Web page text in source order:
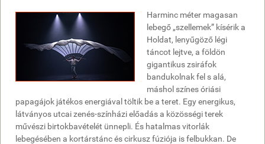
Harminc méter magasan
lebegő „szellemek” kísérik a
Holdat, lenyűgöző légi
táncot lejtve, a földön
gigantikus zsiráfok
bandukolnak fel s alá,
máshol színes óriási
papagájok játékos energiával töltik be a teret. Egy energikus,
látványos utcai zenés-színházi előadás a közösségi terek
művészi birtokbavételét ünnepli. És hatalmas vitorlák
lebegésében a kortárstánc és cirkusz fúziója is felbukkan. De